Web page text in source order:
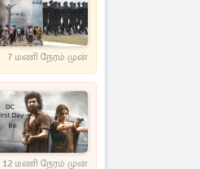
7 மணி நேரம் முன்
12 மணி நேரம் முன்